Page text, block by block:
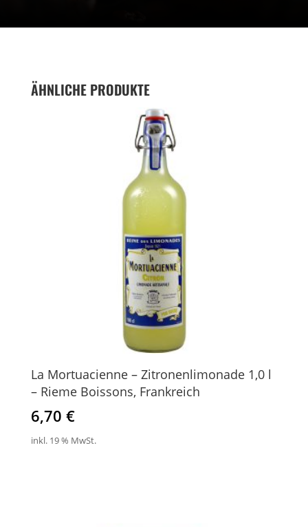
ÄHNLICHE PRODUKTE
La Mortuacienne – Zitronenlimonade 1,0 l
– Rieme Boissons, Frankreich
6,70 €
inkl. 19 % MwSt.